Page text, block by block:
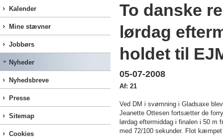
Kalender
Mine stævner
Jobbørs
Nyheder
Nyhedsbreve
Presse
Sitemap
Cookies
To danske
lørdag
holdet til
05-07-2008
Af: 21
Ved DM i svømning i Gladsaxe
Jeanette Ottesen fortsætter de
lørdag eftermiddag i finalen i 50 m
med 72/100 sekunder. Flot